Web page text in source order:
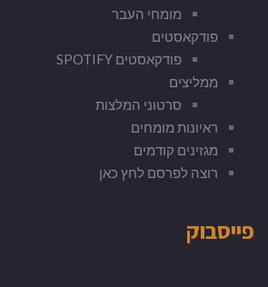
מומחי העבר
פודקאסטים
פודקאסטים SPOTIFY
ממליצים
סרטוני המלצות
ראיונות מומחים
מגזינים קודמים
רוצה לפרסם לחץ כאן
פייסבוק